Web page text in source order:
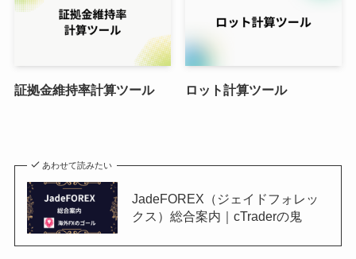
証拠金維持率計算ツール ロット計算ツール
あわせて読みたい
JadeFOREX（ジェイドフォレッ
クス）総合案内｜cTraderの鬼